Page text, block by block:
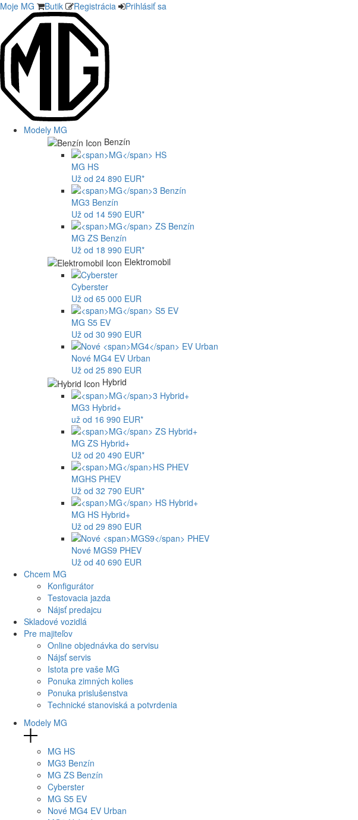
Moje MG Butik Registrácia Prihlásiť sa
Modely MG
Benzín
MG HS
Už od 24 890 EUR*
MG3 Benzín
Už od 14 590 EUR*
MG ZS Benzín
Už od 18 990 EUR*
Elektromobil
Cyberster
Už od 65 000 EUR
MG S5 EV
Už od 30 990 EUR
Nové MG4 EV Urban
Už od 25 890 EUR
Hybrid
MG3 Hybrid+
už od 16 990 EUR*
MG ZS Hybrid+
Už od 20 490 EUR*
MGHS PHEV
Už od 32 790 EUR*
MG HS Hybrid+
Už od 29 890 EUR
Nové MGS9 PHEV
Už od 40 690 EUR
Chcem MG
Konfigurátor
Testovacia jazda
Nájsť predajcu
Skladové vozidlá
Pre majiteľov
Online objednávka do servisu
Nájsť servis
Istota pre vaše MG
Ponuka zimných kolies
Ponuka prislušenstva
Technické stanoviská a potvrdenia
Modely MG
MG HS
MG3 Benzín
MG ZS Benzín
Cyberster
MG S5 EV
Nové MG4 EV Urban